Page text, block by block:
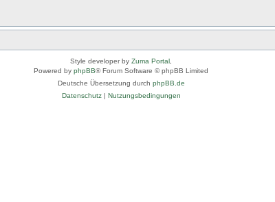
Style developer by Zuma Portal
Powered by phpBB® Forum Software © phpBB Limited
Deutsche Übersetzung durch phpBB.de
Datenschutz| Nutzungsbedingungen